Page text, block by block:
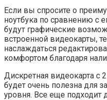
Если вы спросите о
ноутбука по сравнению с
будут графические
встроенной видеокарты,
наслаждаться
комфортом благодаря
Дискретная видеокарта с
будет очень полезна для
уровня. Все еще подходит